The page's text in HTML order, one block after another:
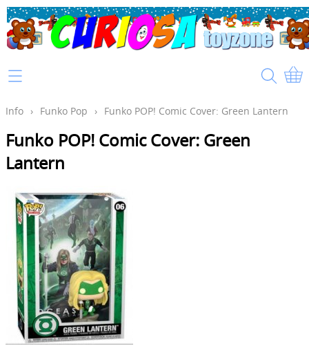
Home
Info
Mijn account
Info › Funko Pop › Funko POP! Comic Cover: Green Lantern
Funko POP! Comic Cover: Green
Lantern